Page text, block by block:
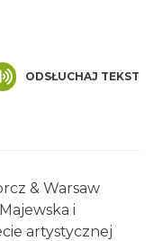
i Goście
2026-10-18
ODSŁUCHAJ TEKST
& Warsaw
i
artystycznej